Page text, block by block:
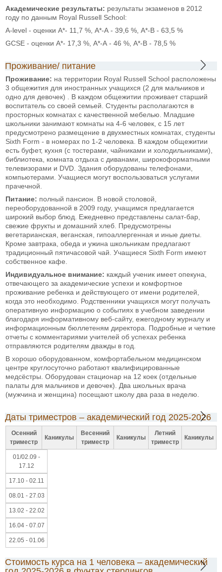
Академические результаты: результаты экзаменов в 2012
году по данным Royal Russell School:
A-level - оценки А*- 11,7 %, А*-А - 39,6 %, А*-В - 63,5 %
GCSE - оценки А*- 17,3 %, А*-А - 46 %, А*-В - 78,5 %
Проживание/ питание
Проживание: на территории Royal Russell School расположены
3 общежития для иностранных учащихся (2 для мальчиков и
одно для девочек) . В каждом общежитии проживает старший
воспитатель со своей семьей. Студенты располагаются в
просторных комнатах с качественной мебелью. Младшие
школьники занимают комнаты на 4-6 человек, с 15 лет
предусмотрено размещение в двухместных комнатах, студенты
Sixth Form - в номерах по 1-2 человека. В каждом общежитии
есть буфет, кухня (с тостерами, чайниками и холодильниками),
библиотека, комната отдыха с диванами, широкоформатными
телевизорами и DVD. Здания оборудованы телефонами,
компьютерами. Учащиеся могут воспользоваться услугами
прачечной.
Питание: полный пансион. В новой столовой,
переоборудованной в 2009 году, учащимся предлагается
широкий выбор блюд. Ежедневно представлены салат-бар,
свежие фрукты и домашний хлеб. Предусмотрены
вегетарианская, веганская, гипоаллергенная и иные диеты.
Кроме завтрака, обеда и ужина школьникам предлагают
традиционный пятичасовой чай. Учащиеся Sixth Form имеют
собственное кафе.
Индивидуальное внимание: каждый ученик имеет опекуна,
отвечающего за академические успехи и комфортное
проживание ребенка и действующего от имени родителей,
когда это необходимо. Родственники учащихся могут получать
оперативную информацию о событиях в учебном заведении
благодаря информативному веб-сайту, ежегодному журналу и
информационным бюллетеням директора. Подробные и четкие
отчеты с комментариями учителей об успехах ребенка
отправляются родителям дважды в год.
В хорошо оборудованном, комфортабельном медицинском
центре круглосуточно работают квалифицированные
медсёстры. Оборудован стационар на 12 коек (отдельные
палаты для мальчиков и девочек). Два школьных врача
(мужчина и женщина) посещают школу два раза в неделю.
Даты триместров – академический год 2025-2026
Осенний
триместр
Каникулы
Весенний
триместр
Каникулы
Летний
триместр
Каникулы
01/02.09 -
17.12
17.10 - 02.11
08.01 - 27.03
13.02 - 22.02
16.04 - 07.07
22.05 - 01.06
Стоимость курса на 1 человека – академический